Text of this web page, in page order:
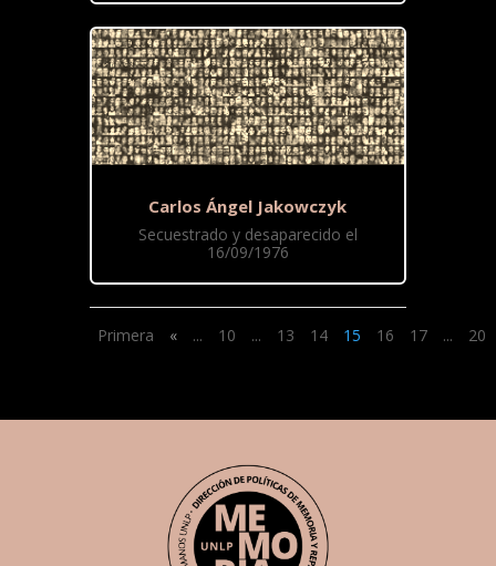
Carlos Ángel Jakowczyk
Secuestrado y desaparecido el
16/09/1976
Primera « ... 10 ... 13 14 15 16 17 ... 20